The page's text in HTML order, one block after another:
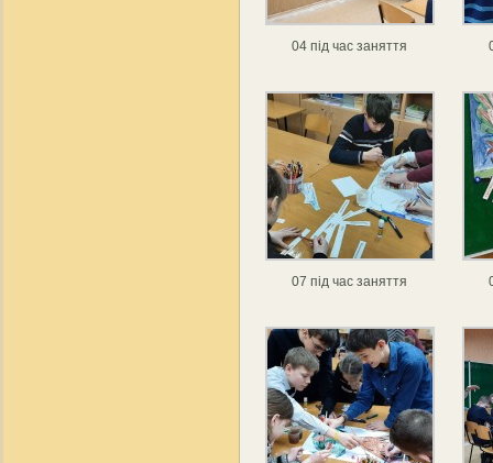
04 під час заняття
07 під час заняття